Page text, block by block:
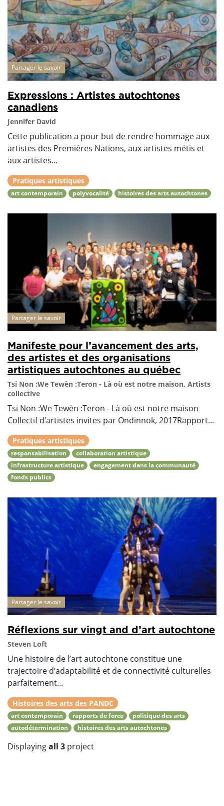
Partager le savoir
Expressions : Artistes autochtones
canadiens
Jennifer David
Cette publication a pour but de rendre hommage aux
artistes des Premières Nations, aux artistes métis et
aux artistes...
Pratiques artistiques
art contemporain polyvocalité histoires des arts autochtones
Partager le savoir
Manifeste pour l’avancement des arts,
des artistes et des organisations
artistiques autochtones au québec
Tsi Non :We Tewèn :Teron - Là où est notre maison, Artists
collective
Tsi Non :We Tewèn :Teron - Là où est notre maison
Collectif d’artistes invites par Ondinnok, 2017Rapport...
Pratiques artistiques
responsabilisation
collaboration artistique
infrastructure artistique
engagement dans la communauté
fonds publics
Partager le savoir
Réflexions sur vingt and d’art autochtone
Steven Loft
Une histoire de l’art autochtone constitue une
trajectoire d’adaptabilité et de connectivité culturelles
parfaitement...
Histoires des arts des PANDC
art contemporain rapports de force
politique des arts
autodétermination
histoires des arts autochtones
Displayingall 3 project